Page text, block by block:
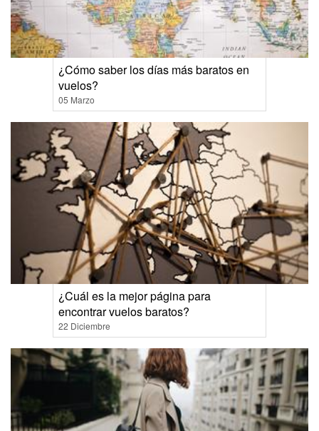
¿Cómo saber los días más baratos en
vuelos?
05 Marzo
¿Cuál es la mejor página para
encontrar vuelos baratos?
22 Diciembre